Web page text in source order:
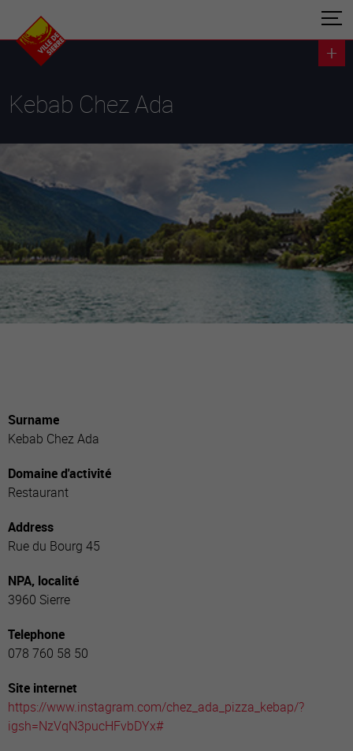
Kebab Chez Ada
Surname
Kebab Chez Ada
Domaine d'activité
Restaurant
Address
Rue du Bourg 45
NPA, localité
3960 Sierre
Telephone
078 760 58 50
Site internet
https://www.instagram.com/chez_ada_pizza_kebap/?
igsh=NzVqN3pucHFvbDYx#